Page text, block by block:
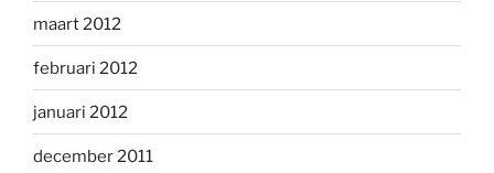
maart 2012
februari 2012
januari 2012
december 2011